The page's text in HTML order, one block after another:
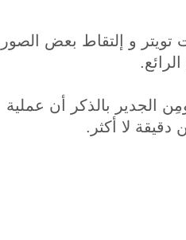
و إلتقاط بعض الصور
الجدير بالذكر أن عملية
لا أكثر.